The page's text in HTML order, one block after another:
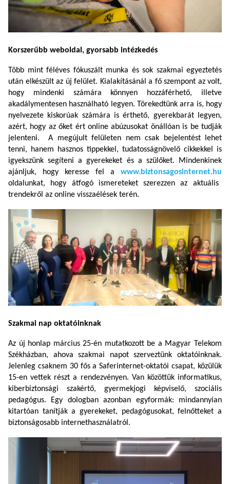
Korszerűbb weboldal, gyorsabb intézkedés
Több mint féléves fókuszált munka és sok szakmai egyeztetés
után elkészült az új felület. Kialakításánál a fő szempont az volt,
hogy mindenki számára könnyen hozzáférhető, illetve
akadálymentesen használható legyen. Törekedtünk arra is, hogy
nyelvezete kiskorúak számára is érthető, gyerekbarát legyen,
azért, hogy az őket ért online abúzusokat önállóan is be tudják
jelenteni.
A megújult felületen nem csak bejelentést lehet
tenni, hanem hasznos tippekkel, tudatosságnövelő cikkekkel is
igyekszünk segíteni a gyerekeket és a szülőket. Mindenkinek
ajánljuk, hogy keresse fel a www.biztonsagosinternet.hu
oldalunkat, hogy átfogó ismereteket szerezzen az aktuális
trendekről az online visszaélések terén.
Szakmai nap oktatóinknak
Az új honlap március 25-én mutatkozott be a Magyar Telekom
Székházban, ahova szakmai napot szerveztünk oktatóinknak.
Jelenleg csaknem 30 fős a Saferinternet-oktatói csapat, közülük
15-en vettek részt a rendezvényen. Van közöttük informatikus,
kiberbiztonsági szakértő, gyermekjogi képviselő, szociális
pedagógus. Egy dologban azonban egyformák: mindannyian
kitartóan tanítják a gyerekeket, pedagógusokat, felnőtteket a
biztonságosabb internethasználatról.